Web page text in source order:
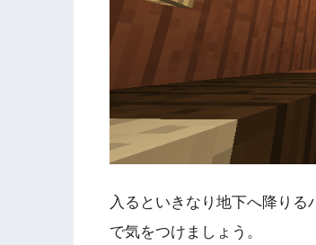
入るといきなり地下へ降り
で気をつけましょう。